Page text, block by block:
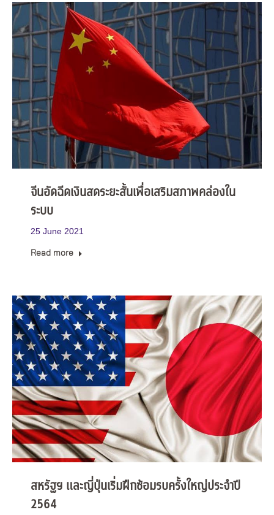
จีนอัดฉีดเงินสดระยะสั้นเพื่อเสริมสภาพคล่องใน
ระบบ
25 June 2021
Read more
สหรัฐฯ และญี่ปุ่นเริ่มฝึกซ้อมรบครั้งใหญ่ประจำปี
2564